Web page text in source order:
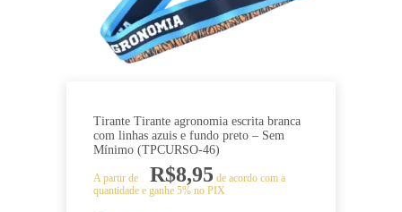
Tirante Tirante agronomia escrita branca
com linhas azuis e fundo preto – Sem
Mínimo (TPCURSO-46)
A partir de R$8,95 de acordo com a
quantidade e ganhe 5% no PIX